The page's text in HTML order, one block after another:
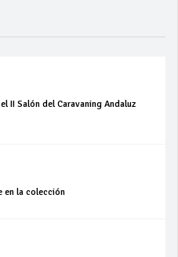
II Salón del Caravaning Andaluz
en la colección